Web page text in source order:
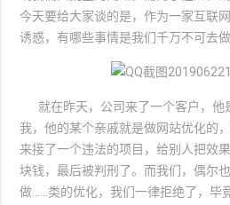
今天要给大家谈的是，作为一家互联
诱惑，有哪些事情是我们千万不可去做
就在昨天，公司来了一个客户，他
我，他的某个亲戚就是做网站优化的
来接了一个违法的项目，给别人把效
块钱，最后被判刑了。而我们，偶尔
做……类的优化，我们一律拒绝了，毕